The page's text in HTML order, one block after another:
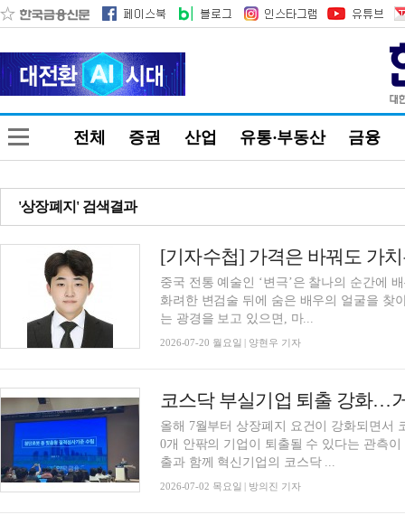
전체 증권 산업 유통·부동산 금융
'상장폐지' 검색결과
[기자수첩] 가격은 바꿔도 가
중국 전통 예술인 ‘변극’은 찰나의 순간에
화려한 변검술 뒤에 숨은 배우의 얼굴을 찾
는 광경을 보고 있으면, 마...
2026-07-20 월요일 | 양현우 기자
올해 7월부터 상장폐지 요건이 강화되면서
0개 안팎의 기업이 퇴출될 수 있다는 관측
출과 함께 혁신기업의 코스닥 ...
2026-07-02 목요일 | 방의진 기자